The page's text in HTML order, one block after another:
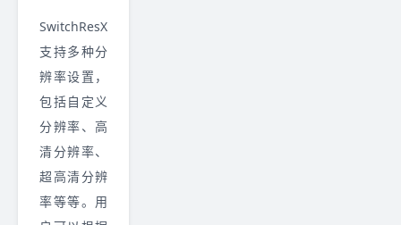
SwitchResX
支持多种分
辨率设置，
包括自定义
分辨率、高
清分辨率、
超高清分辨
率等等。用